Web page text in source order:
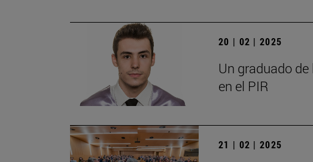
20 | 02 | 2025
Un graduado
en el PIR
21 | 02 | 2025